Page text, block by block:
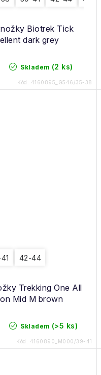
Biotrek Tick
dark grey
Skladem (2 ks)
Kód: 4160895_G546/35-38
Trekking One All
Mid M brown
42-44
Skladem (>5 ks)
Kód: 4160890_M000/39-41